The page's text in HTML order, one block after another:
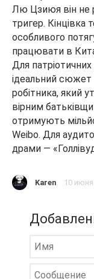
Лю Цзиюя він не
тригер.
особливого
працювати в
Для
ідеальний сюжет
робітника, який
вірним
отримують
Weibo. Для
драми —
Karen 10